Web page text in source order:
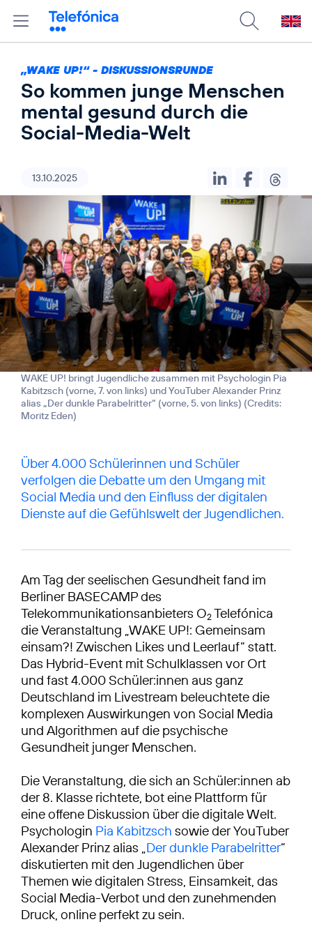
„WAKE UP!“ - DISKUSSIONSRUNDE
So kommen junge Menschen
mental gesund durch die
Social-Media-Welt
13.10.2025
WAKE UP! bringt Jugendliche zusammen mit Psychologin Pia
Kabitzsch (vorne, 7. von links) und YouTuber Alexander Prinz
alias „Der dunkle Parabelritter“ (vorne, 5. von links) (Credits:
Moritz Eden)
Über 4.000 Schülerinnen und Schüler
verfolgen die Debatte um den Umgang mit
Social Media und den Einfluss der digitalen
Dienste auf die Gefühlswelt der Jugendlichen.
Am Tag der seelischen Gesundheit fand im
Berliner BASECAMP des
Telekommunikationsanbieters O2Telefónica
die Veranstaltung „WAKE UP!: Gemeinsam
einsam?! Zwischen Likes und Leerlauf“ statt.
Das Hybrid-Event mit Schulklassen vor Ort
und fast 4.000 Schüler:innen aus ganz
Deutschland im Livestream beleuchtete die
komplexen Auswirkungen von Social Media
und Algorithmen auf die psychische
Gesundheit junger Menschen.
Die Veranstaltung, die sich an Schüler:innen ab
der 8. Klasse richtete, bot eine Plattform für
eine offene Diskussion über die digitale Welt.
Psychologin Pia Kabitzsch sowie der YouTuber
Alexander Prinz alias „ Der dunkle Parabelritter“
diskutierten mit den Jugendlichen über
Themen wie digitalen Stress, Einsamkeit, das
Social Media-Verbot und den zunehmenden
Druck, online perfekt zu sein.